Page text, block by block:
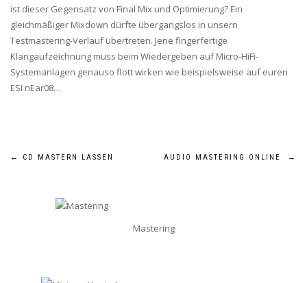
ist dieser Gegensatz von Final Mix und Optimierung? Ein
gleichmäßiger Mixdown dürfte übergangslos in unsern
Testmastering-Verlauf übertreten. Jene fingerfertige
Klangaufzeichnung muss beim Wiedergeben auf Micro-HiFi-
Systemanlagen genauso flott wirken wie beispielsweise auf euren
ESI nEar08…
BEITRAGSNAVIGATION
← CD MASTERN LASSEN AUDIO MASTERING ONLINE →
Mastering